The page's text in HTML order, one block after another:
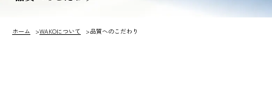
ホーム WAKOについて 品質へのこだわり